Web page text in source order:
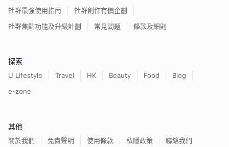
社群最強使用指南
社群創作有價企劃
社群焦點功能及升級計劃
常見問題 條款及細則
探索
U Lifestyle Travel HK Beauty Food
Blog
e-zone
其他
關於我們 免責聲明 使用條款 私隱政策 聯絡我們